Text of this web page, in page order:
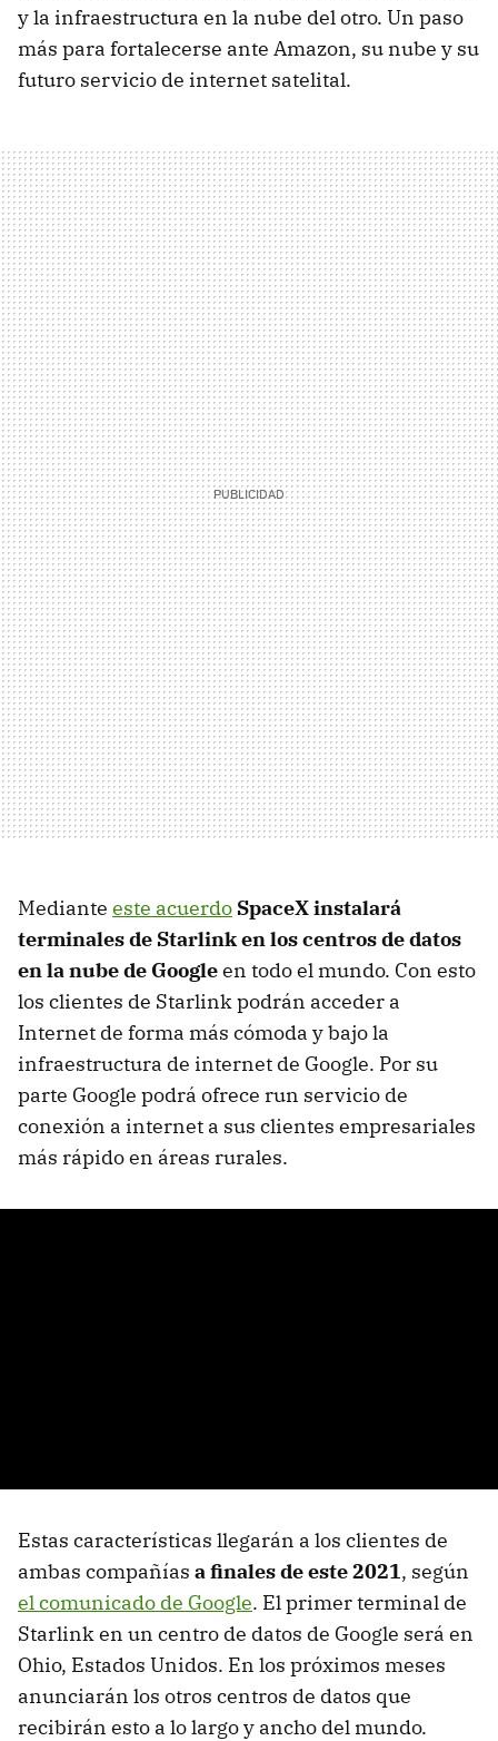
y la infraestructura en la nube del otro. Un paso
más para fortalecerse ante Amazon, su nube y su
futuro servicio de internet satelital.
Mediante este acuerdo SpaceX instalará
terminales de Starlink en los centros de datos
en la nube de Googleen todo el mundo. Con esto
los clientes de Starlink podrán acceder a
Internet de forma más cómoda y bajo la
infraestructura de internet de Google. Por su
parte Google podrá ofrece run servicio de
conexión a internet a sus clientes empresariales
más rápido en áreas rurales.
Estas características llegarán a los clientes de
ambas compañías a finales de este 2021, según
el comunicado de Google. El primer terminal de
Starlink en un centro de datos de Google será en
Ohio, Estados Unidos. En los próximos meses
anunciarán los otros centros de datos que
recibirán esto a lo largo y ancho del mundo.